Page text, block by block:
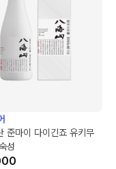
준마이 다이긴죠 유키무
성